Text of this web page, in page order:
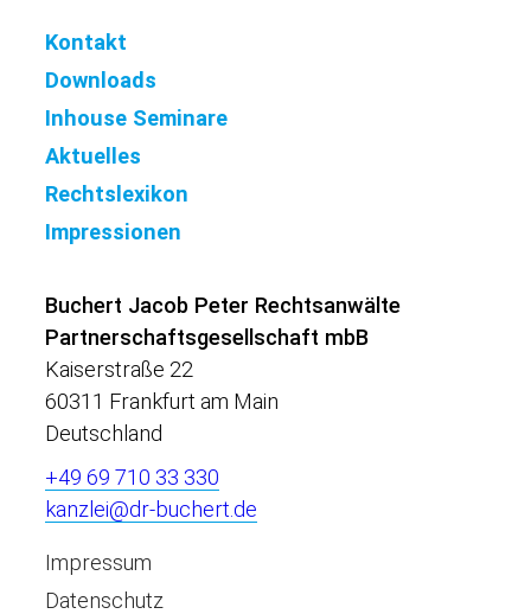
Kontakt
Downloads
Inhouse Seminare
Aktuelles
Rechtslexikon
Impressionen
Buchert Jacob Peter Rechtsanwälte
Partnerschaftsgesellschaft mbB
Kaiserstraße 22
60311 Frankfurt am Main
Deutschland
+49 69 710 33 330
kanzlei@dr-buchert.de
Impressum
Datenschutz